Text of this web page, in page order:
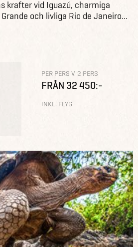
krafter vid Iguazú, charmiga
och livliga Rio de Janeiro...
PER PERS V. 2 PERS
FRÅN 32 450:-
INKL. FLYG